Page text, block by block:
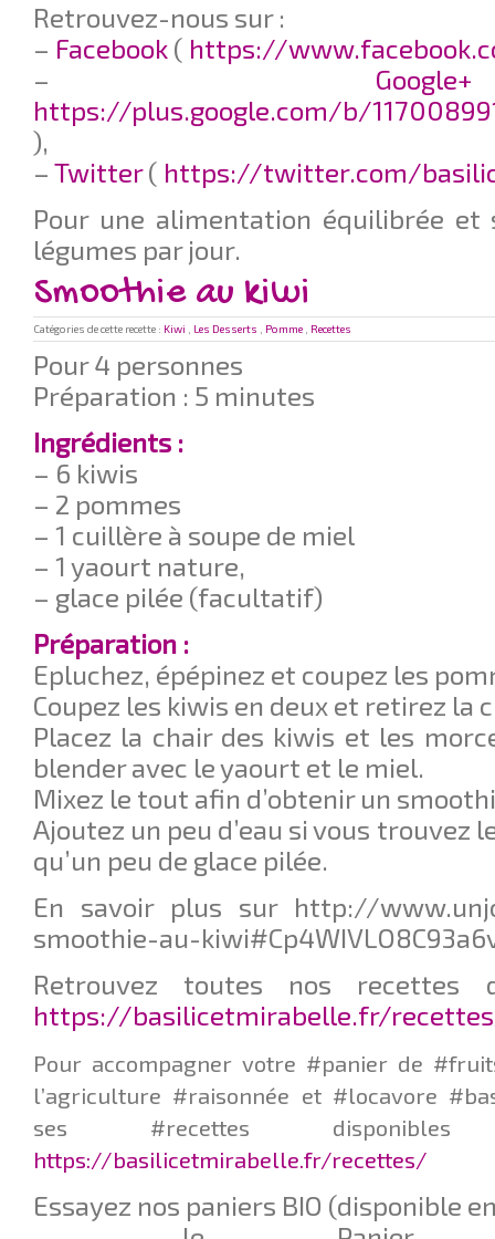
Retrouvez-nous sur :
– Facebook ( https://
–
https://plus.google.com/b/
),
– Twitter( https://twitter.com/
Pour une alimentation équilibrée
légumes par jour.
Smoothie au kiwi
Catégories de cette recette : Kiwi Les Desserts Pomme Recettes
Pour 4 personnes
Préparation : 5 minutes
Ingrédients :
– 6 kiwis
– 2 pommes
– 1 cuillère à soupe de miel
– 1 yaourt nature,
– glace pilée (facultatif)
Préparation :
Epluchez, épépinez et coupez les
Coupez les kiwis en deux et retirez la
Placez la chair des kiwis et les
blender avec le yaourt et le miel.
Mixez le tout afin d’obtenir un
Ajoutez un peu d’eau si vous trouvez
qu’un peu de glace pilée.
En savoir plus sur http://
smoothie-au-
Retrouvez toutes nos recettes
https://basilicetmirabelle.fr/
Pour accompagner votre #panier de
l’agriculture #raisonnée et #locavore
ses #recettes
https://basilicetmirabelle.fr/recettes/
Essayez nos paniers BIO (disponible